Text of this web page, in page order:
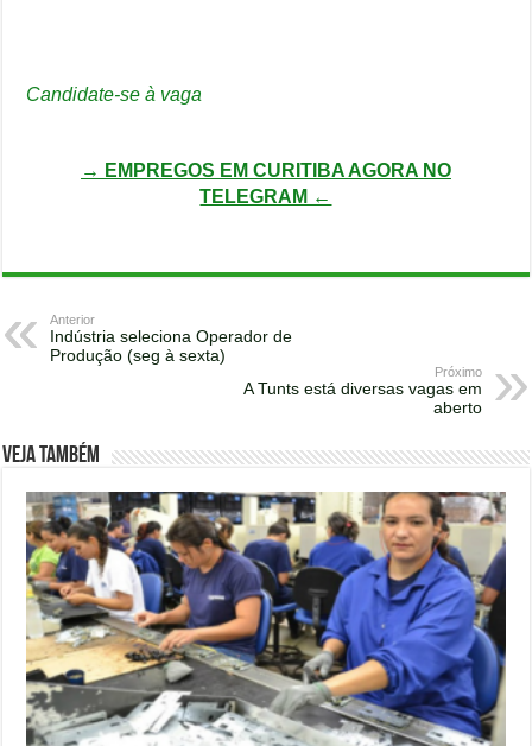
Candidate-se à vaga
→ EMPREGOS EM CURITIBA AGORA NO
TELEGRAM ←
Anterior
Indústria seleciona Operador de
Produção (seg à sexta)
Próximo
A Tunts está diversas vagas em
aberto
Veja também